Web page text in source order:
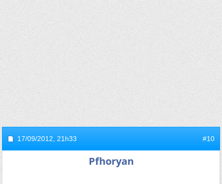
17/09/2012, 21h33 #10
Pfhoryan